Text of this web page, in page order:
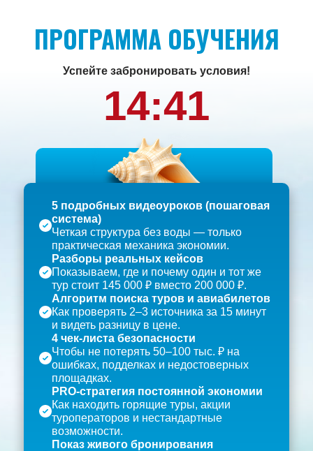
ПРОГРАММА ОБУЧЕНИЯ
5 подробных видеоуроков (пошаговая
система)
Четкая структура без воды — только
практическая механика экономии.
Разборы реальных кейсов
Показываем, где и почему один и тот же
тур стоит 145 000 ₽ вместо 200 000 ₽.
Алгоритм поиска туров и авиабилетов
Как проверять 2–3 источника за 15 минут
и видеть разницу в цене.
4 чек-листа безопасности
Чтобы не потерять 50–100 тыс. ₽ на
ошибках, подделках и недостоверных
площадках.
PRO-стратегия постоянной экономии
Как находить горящие туры, акции
туроператоров и нестандартные
возможности.
Показ живого бронирования
14:40
Успейте забронировать условия!